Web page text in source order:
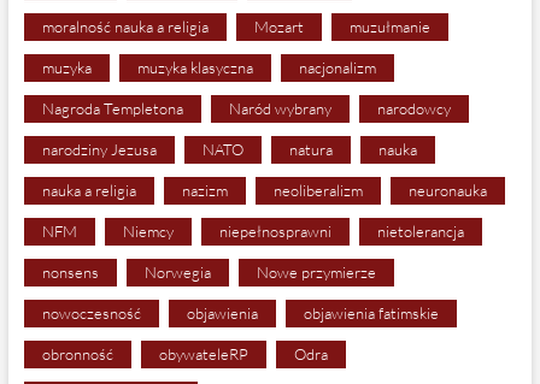
moralność nauka a religia Mozart muzułmanie
muzyka muzyka klasyczna nacjonalizm
Nagroda Templetona Naród wybrany narodowcy
narodziny Jezusa NATO natura nauka
nauka a religia nazizm neoliberalizm neuronauka
NFM Niemcy niepełnosprawni nietolerancja
nonsens Norwegia Nowe przymierze
nowoczesność objawienia objawienia fatimskie
obronność obywateleRP Odra